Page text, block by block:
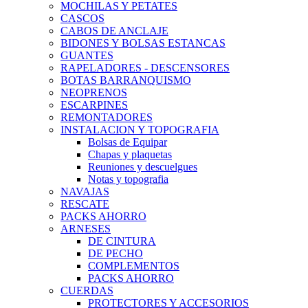
MOCHILAS Y PETATES
CASCOS
CABOS DE ANCLAJE
BIDONES Y BOLSAS ESTANCAS
GUANTES
RAPELADORES - DESCENSORES
BOTAS BARRANQUISMO
NEOPRENOS
ESCARPINES
REMONTADORES
INSTALACION Y TOPOGRAFIA
Bolsas de Equipar
Chapas y plaquetas
Reuniones y descuelgues
Notas y topografia
NAVAJAS
RESCATE
PACKS AHORRO
ARNESES
DE CINTURA
DE PECHO
COMPLEMENTOS
PACKS AHORRO
CUERDAS
PROTECTORES Y ACCESORIOS